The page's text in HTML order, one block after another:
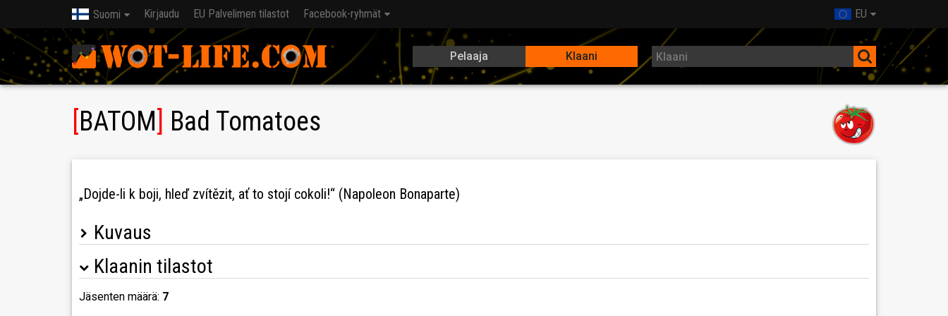
Suomi EU
Kirjaudu EU Palvelimen tilastot Facebook-ryhmät
Pelaaja Klaani
BATOM Bad Tomatoes
„Dojde-li k boji, hleď zvítězit, ať to stojí cokoli!“ (Napoleon Bonaparte)
Kuvaus
Klan BATOM je na pohodu, zahrát si, pobavit se, ale bez zbytečných výměn názorů. Pokud tě baví hrát klanové bitvy jako CW, SH, Ofenzívy, tak tento klan je pro
tebe ideální volbou.
Klaanin tilastot
Jäsenten määrä: 7